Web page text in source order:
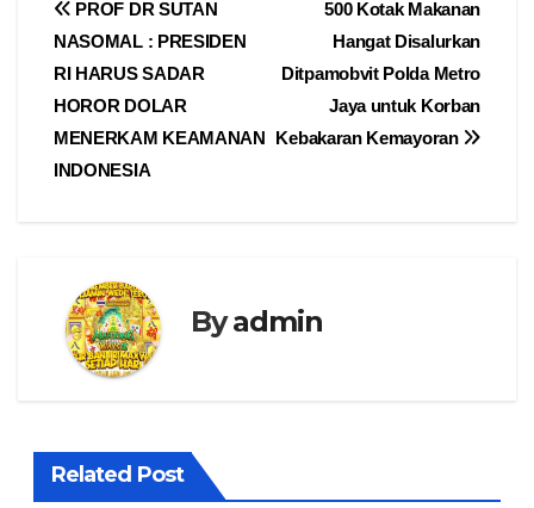
Navigasi
pos
500 Kotak Makanan
Hangat Disalurkan
Ditpamobvit Polda Metro
Jaya untuk Korban
Kebakaran Kemayoran
PROF DR SUTAN
NASOMAL : PRESIDEN
RI HARUS SADAR
HOROR DOLAR
MENERKAM KEAMANAN
INDONESIA
Byadmin
Related Post